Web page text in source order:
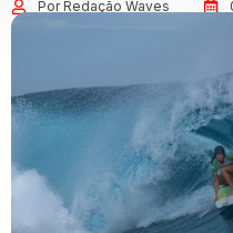
Por Redação Waves